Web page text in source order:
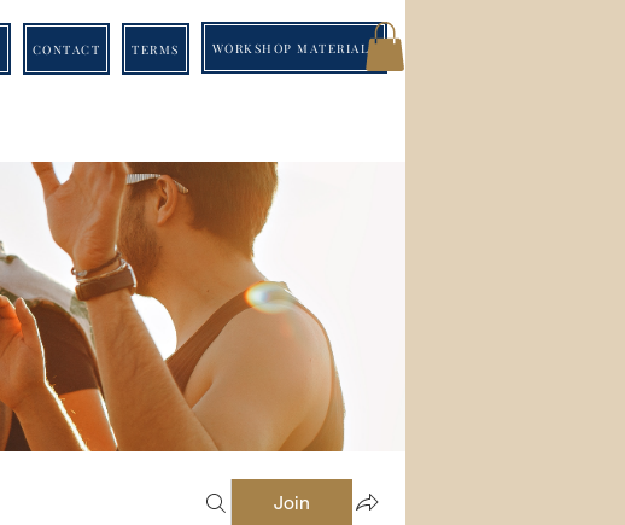
CONTACT TERMS WORKSHOP MATERIALS
Join